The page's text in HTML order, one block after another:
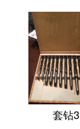
套钻3